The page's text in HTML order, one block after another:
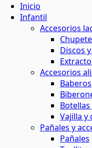
capilar
y baño
alimentación
accesorios
corporal
Inicio
Infantil
Accesorios
Discos
Accesorios
Baberos
Vajilla y
Pañales y
Pañales